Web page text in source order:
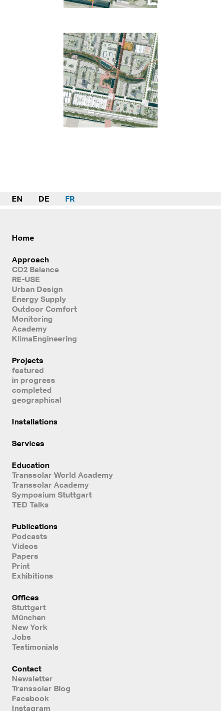
EN DE FR
Home
Approach
CO2 Balance
RE-USE
Urban Design
Energy Supply
Outdoor Comfort
Monitoring
Academy
KlimaEngineering
Projects
featured
in progress
completed
geographical
Installations
Services
Education
Transsolar World Academy
Transsolar Academy
Symposium Stuttgart
TED Talks
Publications
Podcasts
Videos
Papers
Print
Exhibitions
Offices
Stuttgart
München
New York
Jobs
Testimonials
Contact
Newsletter
Transsolar Blog
Facebook
Instagram